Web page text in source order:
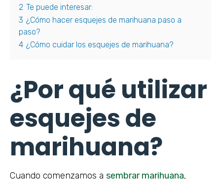
2 Te puede interesar:
3 ¿Cómo hacer esquejes de marihuana paso a
paso?
4 ¿Cómo cuidar los esquejes de marihuana?
¿Por qué utilizar
esquejes de
marihuana?
Cuando comenzamos a sembrar marihuana,